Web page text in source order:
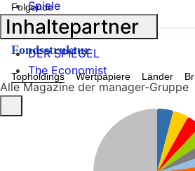
Folgende
Fondsstruktur
Topholdings Wertpapiere Länder
Spiele
Inhaltepartner
DER SPIEGEL
The Economist
Alle Magazine der manager-Gruppe